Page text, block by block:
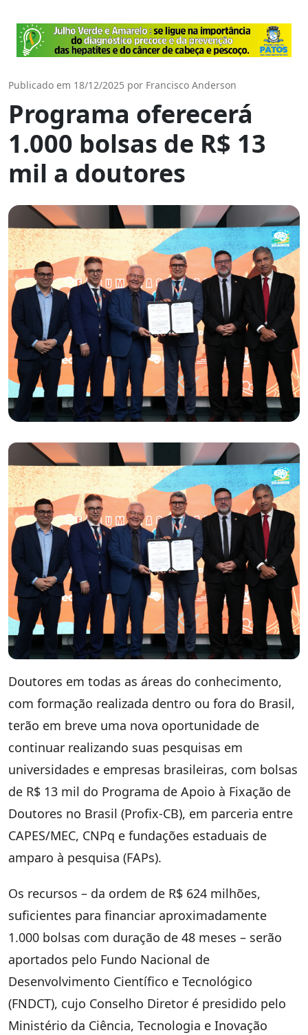
Publicado em 18/12/2025 por Francisco Anderson
Programa oferecerá
1.000 bolsas de R$ 13
mil a doutores
Doutores em todas as áreas do conhecimento,
com formação realizada dentro ou fora do Brasil,
terão em breve uma nova oportunidade de
continuar realizando suas pesquisas em
universidades e empresas brasileiras, com bolsas
de R$ 13 mil do Programa de Apoio à Fixação de
Doutores no Brasil (Profix-CB), em parceria entre
CAPES/MEC, CNPq e fundações estaduais de
amparo à pesquisa (FAPs).
Os recursos – da ordem de R$ 624 milhões,
suficientes para financiar aproximadamente
1.000 bolsas com duração de 48 meses – serão
aportados pelo Fundo Nacional de
Desenvolvimento Científico e Tecnológico
(FNDCT), cujo Conselho Diretor é presidido pelo
Ministério da Ciência, Tecnologia e Inovação